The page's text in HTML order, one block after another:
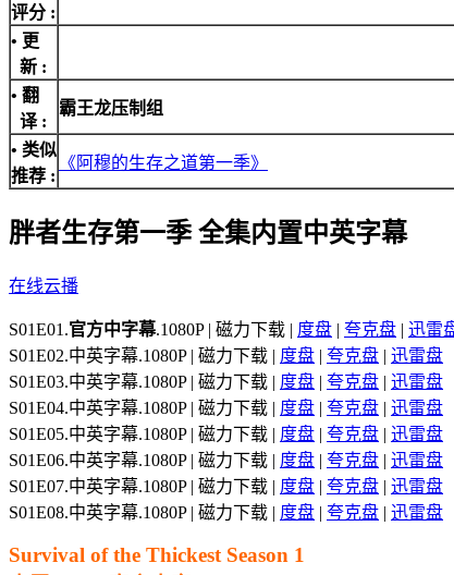
评分 :
• 更
新 :
• 翻
译 :
霸王龙压制组
• 类似
推荐 :
《阿穆的生存之道第一季》
胖者生存第一季 全集内置中英字幕
在线云播
S01E01.官方中字幕.1080P | 磁力下载 | 度盘 | 夸克盘 | 迅雷
S01E02.中英字幕.1080P | 磁力下载 | 度盘 | 夸克盘 | 迅雷盘
S01E03.中英字幕.1080P | 磁力下载 | 度盘 | 夸克盘 | 迅雷盘
S01E04.中英字幕.1080P | 磁力下载 | 度盘 | 夸克盘 | 迅雷盘
S01E05.中英字幕.1080P | 磁力下载 | 度盘 | 夸克盘 | 迅雷盘
S01E06.中英字幕.1080P | 磁力下载 | 度盘 | 夸克盘 | 迅雷盘
S01E07.中英字幕.1080P | 磁力下载 | 度盘 | 夸克盘 | 迅雷盘
S01E08.中英字幕.1080P | 磁力下载 | 度盘 | 夸克盘 | 迅雷盘
Survival of the Thickest Season 1